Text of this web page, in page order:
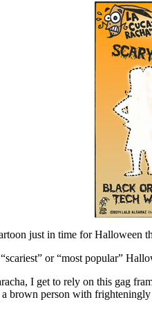
just in time for Halloween
or “most popular”
I get to rely on this gag
brown person with frighteningly